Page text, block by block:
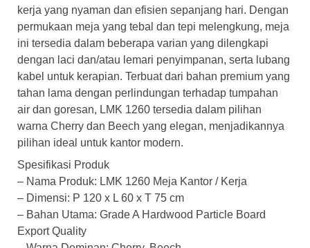
kerja yang nyaman dan efisien sepanjang hari. Dengan
permukaan meja yang tebal dan tepi melengkung, meja
ini tersedia dalam beberapa varian yang dilengkapi
dengan laci dan/atau lemari penyimpanan, serta lubang
kabel untuk kerapian. Terbuat dari bahan premium yang
tahan lama dengan perlindungan terhadap tumpahan
air dan goresan, LMK 1260 tersedia dalam pilihan
warna Cherry dan Beech yang elegan, menjadikannya
pilihan ideal untuk kantor modern.
Spesifikasi Produk
– Nama Produk: LMK 1260 Meja Kantor / Kerja
– Dimensi: P 120 x L 60 x T 75 cm
– Bahan Utama: Grade A Hardwood Particle Board
Export Quality